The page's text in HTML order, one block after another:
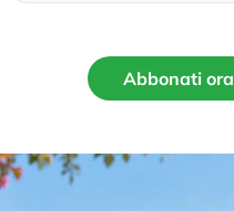
Abbonati ora